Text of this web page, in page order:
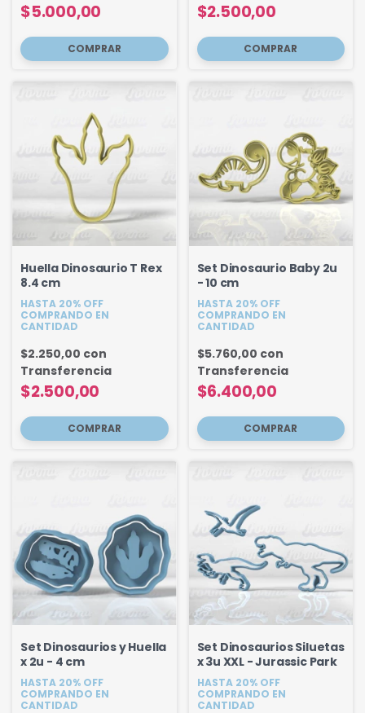
$5.000,00 $2.500,00
Huella Dinosaurio T Rex
8.4 cm
HASTA 20% OFF
COMPRANDO EN
CANTIDAD
$2.500,00
$2.250,00 con
Transferencia
Set Dinosaurio Baby 2u
- 10 cm
HASTA 20% OFF
COMPRANDO EN
CANTIDAD
$6.400,00
$5.760,00 con
Transferencia
Set Dinosaurios y Huella
x 2u - 4 cm
HASTA 20% OFF
COMPRANDO EN
CANTIDAD
Set Dinosaurios Siluetas
x 3u XXL - Jurassic Park
HASTA 20% OFF
COMPRANDO EN
CANTIDAD